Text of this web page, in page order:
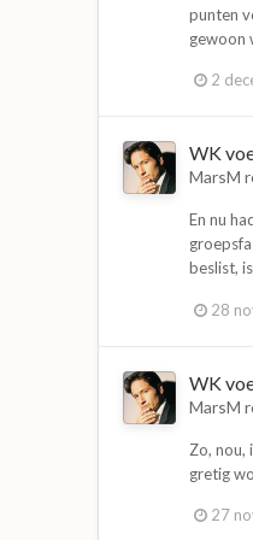
punten
gewoon
2
WK
MarsM
En nu
beslist,
28
WK
MarsM
Zo, nou,
gretig
27